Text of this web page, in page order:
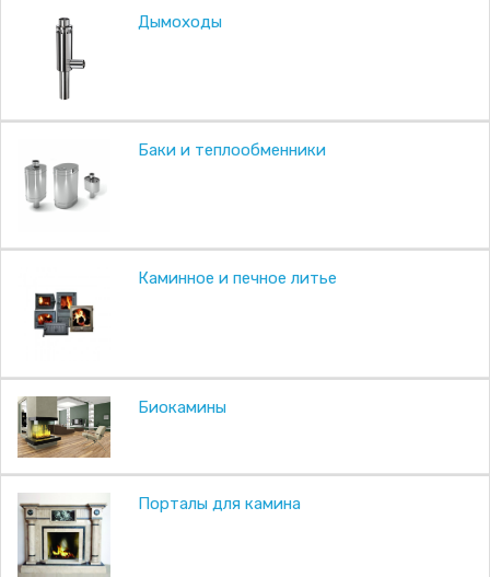
Дымоходы
Баки и теплообменники
Каминное и печное литье
Биокамины
Порталы для камина